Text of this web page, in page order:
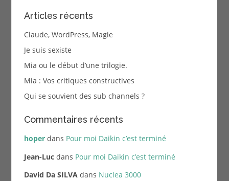
Articles récents
Claude, WordPress, Magie
Je suis sexiste
Mia ou le début d’une trilogie.
Mia : Vos critiques constructives
Qui se souvient des sub channels ?
Commentaires récents
hoperdans Pour moi Daikin c’est terminé
Jean-Lucdans Pour moi Daikin c’est terminé
David Da SILVAdans Nuclea 3000